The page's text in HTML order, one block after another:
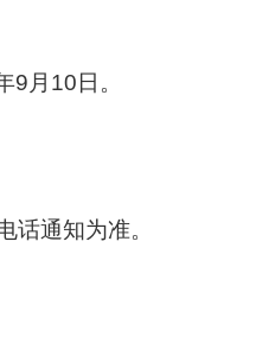
9月10日。
话通知为准。